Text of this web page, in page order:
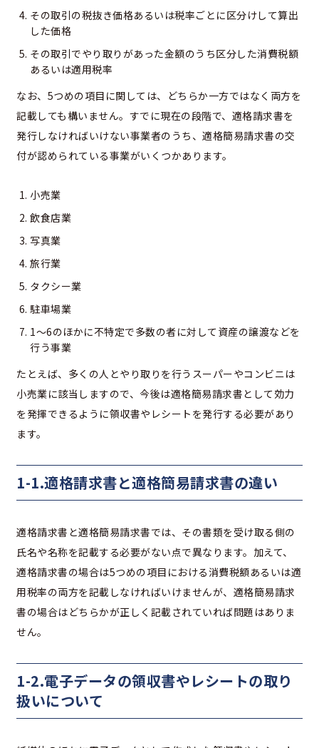
その取引の税抜き価格あるいは税率ごとに区分けして算出
した価格
その取引でやり取りがあった金額のうち区分した消費税額
あるいは適用税率
なお、5つめの項目に関しては、どちらか一方ではなく両方を
記載しても構いません。すでに現在の段階で、適格請求書を
発行しなければいけない事業者のうち、適格簡易請求書の交
付が認められている事業がいくつかあります。
小売業
飲食店業
写真業
旅行業
タクシー業
駐車場業
1〜6のほかに不特定で多数の者に対して資産の譲渡などを
行う事業
たとえば、多くの人とやり取りを行うスーパーやコンビニは
小売業に該当しますので、今後は適格簡易請求書として効力
を発揮できるように領収書やレシートを発行する必要があり
ます。
1-1.適格請求書と適格簡易請求書の違い
適格請求書と適格簡易請求書では、その書類を受け取る側の
氏名や名称を記載する必要がない点で異なります。加えて、
適格請求書の場合は5つめの項目における消費税額あるいは適
用税率の両方を記載しなければいけませんが、適格簡易請求
書の場合はどちらかが正しく記載されていれば問題はありま
せん。
1-2.電子データの領収書やレシートの取り
扱いについて